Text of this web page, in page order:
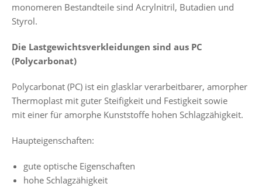
monomeren Bestandteile sind Acrylnitril, Butadien und
Styrol.
Die Lastgewichtsverkleidungen sind aus PC
(Polycarbonat)
Polycarbonat (PC) ist ein glasklar verarbeitbarer, amorpher
Thermoplast mit guter Steifigkeit und Festigkeit sowie
mit einer für amorphe Kunststoffe hohen Schlagzähigkeit.
Haupteigenschaften:
gute optische Eigenschaften
hohe Schlagzähigkeit